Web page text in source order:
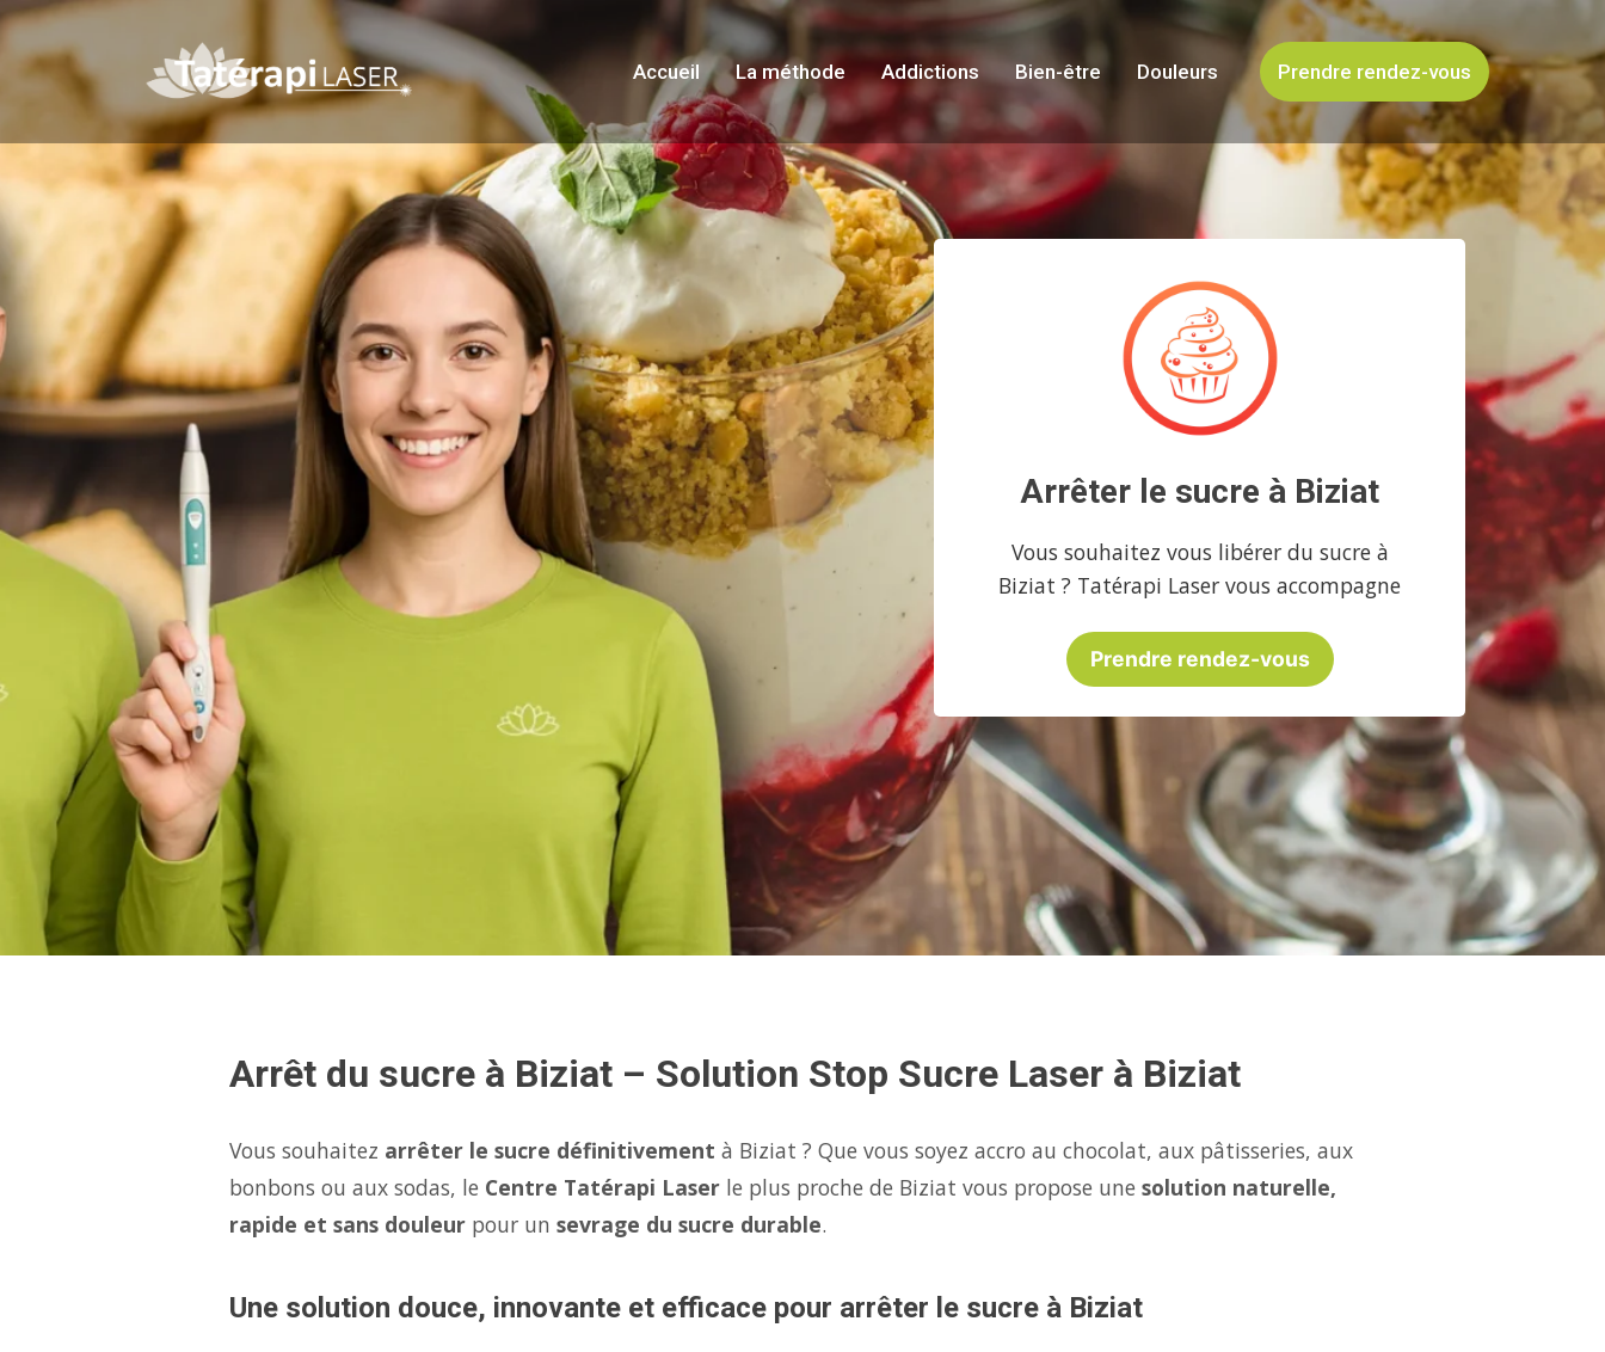
Accueil La méthode Addictions Bien-être Douleurs Prendre rendez-vous
Arrêter le sucre à Biziat
Vous souhaitez vous libérer du sucre à
Biziat ? Tatérapi Laser vous accompagne
Prendre rendez-vous
Arrêt du sucre à Biziat – Solution Stop Sucre Laser à Biziat
Vous souhaitez arrêter le sucre définitivement à Biziat ? Que vous soyez accro au chocolat, aux pâtisseries, aux
bonbons ou aux sodas, le Centre Tatérapi Laser le plus proche de Biziat vous propose une solution naturelle,
rapide et sans douleur pour un sevrage du sucre durable.
Une solution douce, innovante et efficace pour arrêter le sucre à Biziat